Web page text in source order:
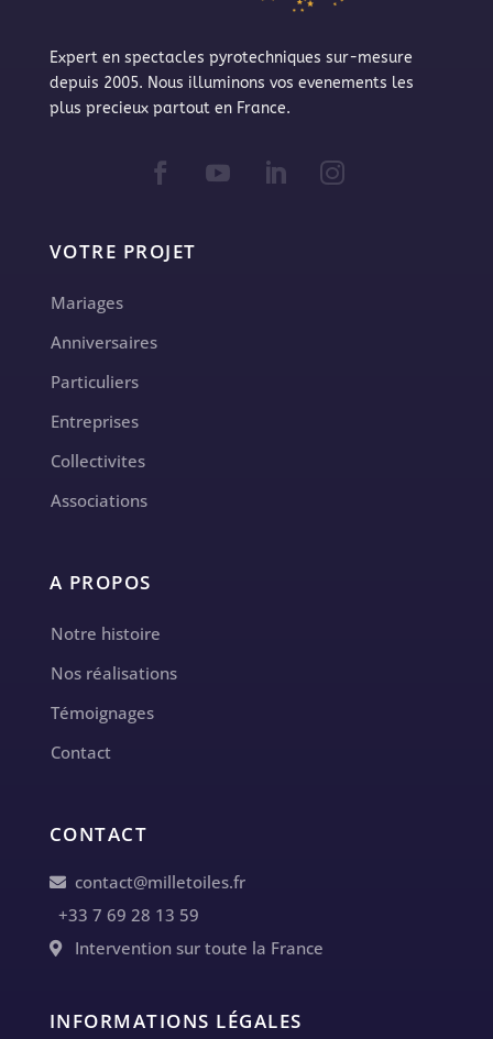
Expert en spectacles pyrotechniques sur-mesure
depuis 2005. Nous illuminons vos evenements les
plus precieux partout en France.
VOTRE PROJET
Mariages
Anniversaires
Particuliers
Entreprises
Collectivites
Associations
A PROPOS
Notre histoire
Nos réalisations
Témoignages
Contact
CONTACT
contact@milletoiles.fr
+33 7 69 28 13 59
Intervention sur toute la France
INFORMATIONS LÉGALES